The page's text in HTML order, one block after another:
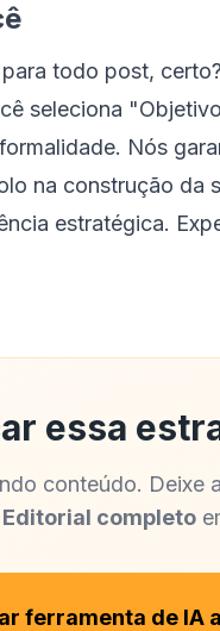
todo post,
seleciona
Nós
na construção da
estratégica.
essa
conteúdo. Deixe
completo
ferramenta de IA